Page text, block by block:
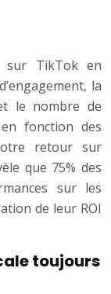
sur TikTok en
la
le nombre de
fonction des
retour sur
que 75% des
sur les
de leur ROI
toujours